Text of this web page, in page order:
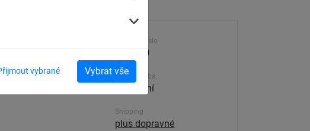
vybrané Vybrat vše
Výrobek číslo
807-100
Dodací doba.
30-45 dní
Shipping
plus dopravné